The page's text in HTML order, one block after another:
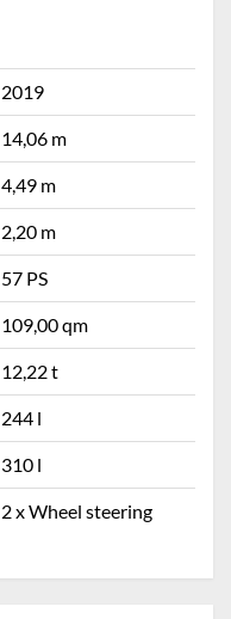
2019
14,06 m
4,49 m
2,20 m
57 PS
109,00 qm
12,22 t
244 l
310 l
2 x Wheel steering